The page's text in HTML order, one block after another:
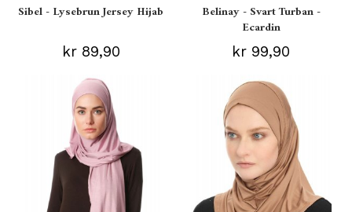
Sibel - Lysebrun Jersey Hijab
kr 89,90
Belinay - Svart Turban -
Ecardin
kr 99,90